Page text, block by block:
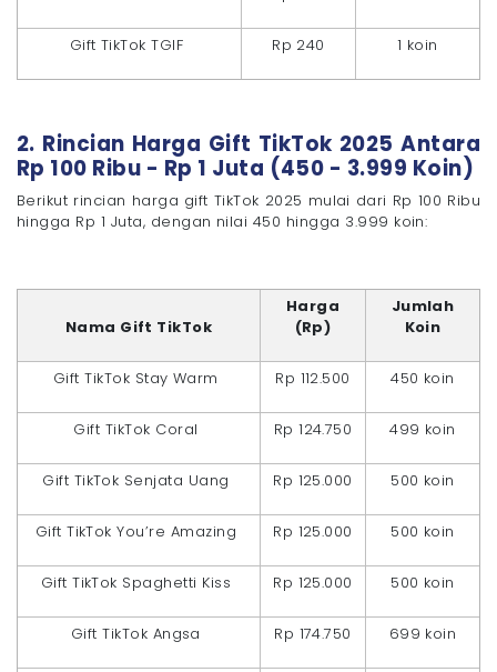
Gift TikTok TGIF Rp 240 1 koin
2. Rincian Harga Gift TikTok 2025 Antara
Rp 100 Ribu - Rp 1 Juta (450 - 3.999 Koin)
Berikut rincian harga gift TikTok 2025 mulai dari Rp 100 Ribu
hingga Rp 1 Juta, dengan nilai 450 hingga 3.999 koin:
Nama Gift TikTok
Harga
(Rp)
Jumlah
Koin
Gift TikTok Stay Warm Rp 112.500 450 koin
Gift TikTok Coral Rp 124.750 499 koin
Gift TikTok Senjata Uang Rp 125.000 500 koin
Gift TikTok You’re Amazing Rp 125.000 500 koin
Gift TikTok Spaghetti Kiss Rp 125.000 500 koin
Gift TikTok Angsa Rp 174.750 699 koin